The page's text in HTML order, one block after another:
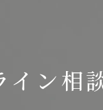
ン相